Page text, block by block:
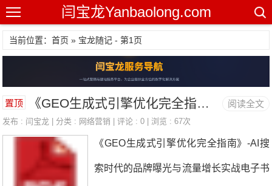
闫宝龙Yanbaolong.com
当前位置：首页 » 宝龙随记 - 第1页
阅读全文
置顶 《GEO生成式引擎优化完全指南》-AI搜索时代的品牌曝光与流量增长实战电子书下载
发布 : 闫宝龙 | 分类 : 网络营销 | 评论 : 0 | 浏览 : 67次
《GEO生成式引擎优化完全指南》-AI搜
索时代的品牌曝光与流量增长实战电子书